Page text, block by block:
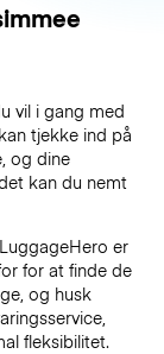
vil i gang med
tjekke ind på
og dine
kan du nemt
er
for at finde de
og husk
fleksibilitet.